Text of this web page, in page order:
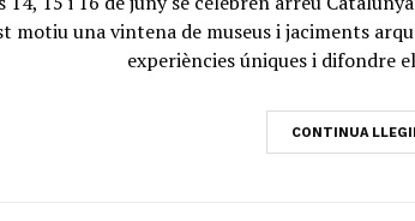
motiu una vintena de museus i jaciments
experiències úniques i difondre
CONTINUA